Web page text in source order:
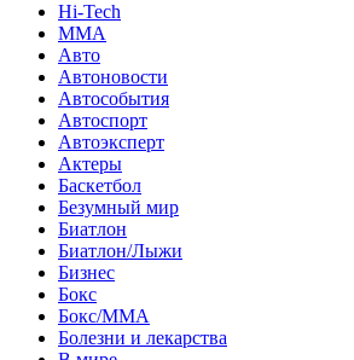
Hi-Tech
MMA
Авто
Автоновости
Автособытия
Автоспорт
Автоэксперт
Актеры
Баскетбол
Безумный мир
Биатлон
Биатлон/Лыжи
Бизнес
Бокс
Бокс/MMA
Болезни и лекарства